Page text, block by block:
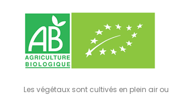
Les végétaux sont cultivés en plein air